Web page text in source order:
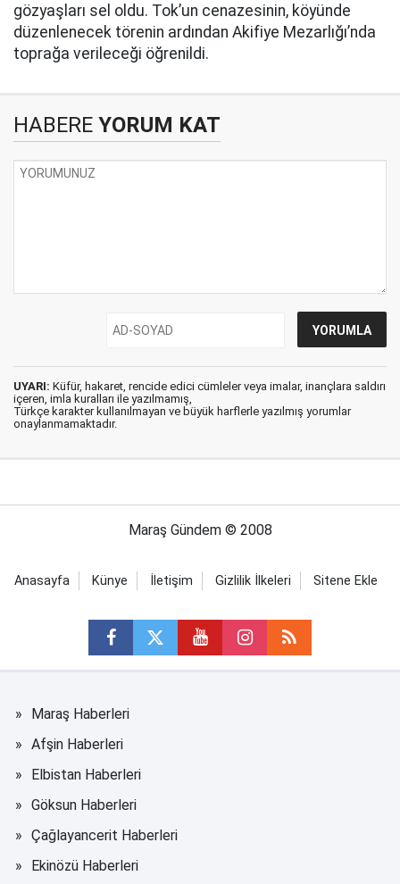
gözyaşları sel oldu. Tok’un cenazesinin, köyünde
düzenlenecek törenin ardından Akifiye Mezarlığı’nda
toprağa verileceği öğrenildi.
HABERE YORUM KAT
UYARI: Küfür, hakaret, rencide edici cümleler veya imalar, inançlara saldırı
içeren, imla kuralları ile yazılmamış,
Türkçe karakter kullanılmayan ve büyük harflerle yazılmış yorumlar
onaylanmamaktadır.
Maraş Gündem © 2008
Anasayfa Künye İletişim Gizlilik İlkeleri Sitene Ekle
Maraş Haberleri
Afşin Haberleri
Elbistan Haberleri
Göksun Haberleri
Çağlayancerit Haberleri
Ekinözü Haberleri